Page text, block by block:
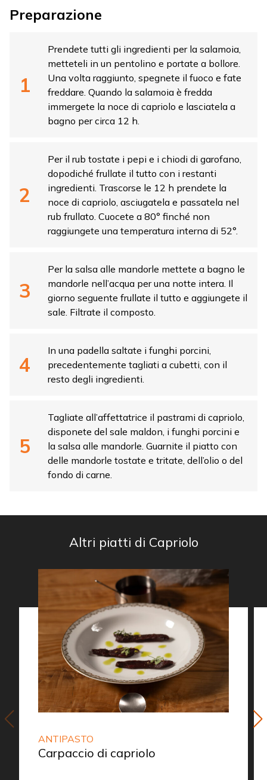
Preparazione
Prendete tutti gli ingredienti per la salamoia,
metteteli in un pentolino e portate a bollore.
Una volta raggiunto, spegnete il fuoco e fate
freddare. Quando la salamoia è fredda
immergete la noce di capriolo e lasciatela a
bagno per circa 12 h.
Per il rub tostate i pepi e i chiodi di garofano,
dopodiché frullate il tutto con i restanti
ingredienti. Trascorse le 12 h prendete la
noce di capriolo, asciugatela e passatela nel
rub frullato. Cuocete a 80° finché non
raggiungete una temperatura interna di 52°.
Per la salsa alle mandorle mettete a bagno le
mandorle nell’acqua per una notte intera. Il
giorno seguente frullate il tutto e aggiungete il
sale. Filtrate il composto.
In una padella saltate i funghi porcini,
precedentemente tagliati a cubetti, con il
resto degli ingredienti.
Tagliate all’affettatrice il pastrami di capriolo,
disponete del sale maldon, i funghi porcini e
la salsa alle mandorle. Guarnite il piatto con
delle mandorle tostate e tritate, dell’olio o del
fondo di carne.
Altri piatti di Capriolo
ANTIPASTO
Carpaccio di capriolo